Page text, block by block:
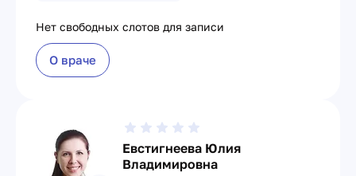
Нет свободных слотов для записи
О враче
Евстигнеева Юлия
Владимировна